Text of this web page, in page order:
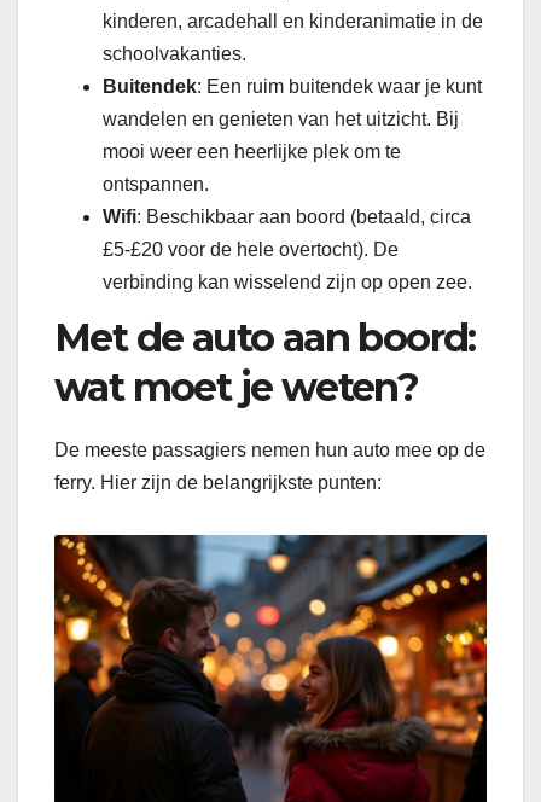
kinderen, arcadehall en kinderanimatie in de
schoolvakanties.
Buitendek: Een ruim buitendek waar je kunt
wandelen en genieten van het uitzicht. Bij
mooi weer een heerlijke plek om te
ontspannen.
Wifi: Beschikbaar aan boord (betaald, circa
£5-£20 voor de hele overtocht). De
verbinding kan wisselend zijn op open zee.
Met de auto aan boord:
wat moet je weten?
De meeste passagiers nemen hun auto mee op de
ferry. Hier zijn de belangrijkste punten: